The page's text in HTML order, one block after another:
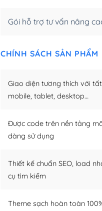
Gói hỗ trợ tư vấn nâng
CHÍNH SÁCH SẢN PHẨM
Giao diện tương thích với
mobile, tablet, desktop…
Được code trên nền tảng
dàng sử dụng
Thiết kế chuẩn SEO, load
cụ tìm kiếm
Theme sạch hoàn toàn